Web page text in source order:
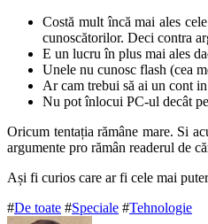
Costă mult încă mai ales
cunoscătorilor. Deci contra
E un lucru în plus mai ales
Unele nu cunosc flash (cea
Ar cam trebui să ai un cont
Nu pot înlocui PC-ul decât
Oricum tentația rămâne mare. Si
argumente pro rămân readerul de
Ași fi curios care ar fi cele mai
#De toate #Speciale #Tehnologie